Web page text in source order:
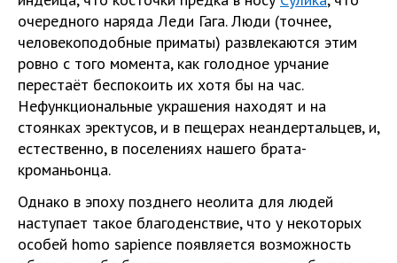
очередного наряда Леди Гага. Люди (точнее,
человекоподобные приматы) развлекаются этим
ровно с того момента, как голодное урчание
перестаёт беспокоить их хотя бы на час.
Нефункциональные украшения находят и на
стоянках эректусов, и в пещерах неандертальцев, и,
естественно, в поселениях нашего брата-
кроманьонца.
Однако в эпоху позднего неолита для людей
наступает такое благоденствие, что у некоторых
особей homo sapience появляется возможность